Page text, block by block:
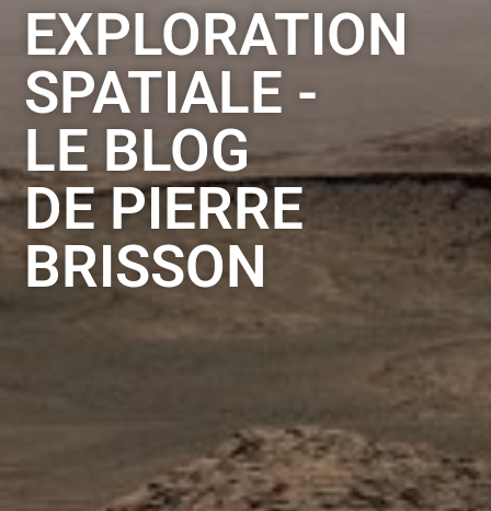
EXPLORATION
SPATIALE -
LE BLOG
DE PIERRE
BRISSON